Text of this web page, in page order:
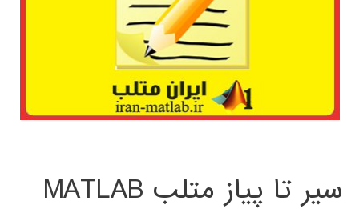
سیر تا پیاز متلب MATLAB